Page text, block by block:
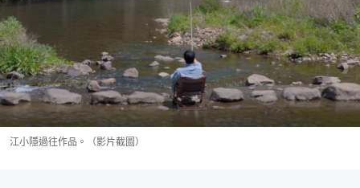
江小隱過往作品。（影片截圖）